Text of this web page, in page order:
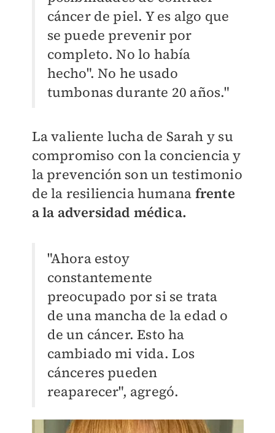
cáncer de piel. Y es algo que
se puede prevenir por
completo. No lo había
hecho". No he usado
tumbonas durante 20 años."
La valiente lucha de Sarah y su
compromiso con la conciencia y
la prevención son un testimonio
de la resiliencia humana frente
a la adversidad médica.
"Ahora estoy
constantemente
preocupado por si se trata
de una mancha de la edad o
de un cáncer. Esto ha
cambiado mi vida. Los
cánceres pueden
reaparecer", agregó.